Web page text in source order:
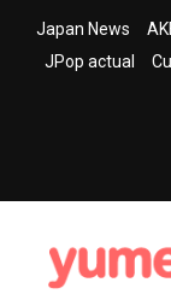
Japan News
JPop actual